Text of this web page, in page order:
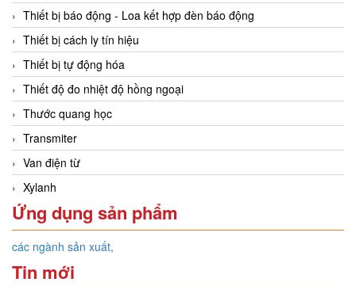
Thiết bị báo động - Loa kết hợp đèn báo động
Thiết bị cách ly tín hiệu
Thiết bị tự động hóa
Thiết độ đo nhiệt độ hồng ngoại
Thước quang học
Transmiter
Van điện từ
Xylanh
Ứng dụng sản phẩm
các ngành sản xuất,
Tin mới